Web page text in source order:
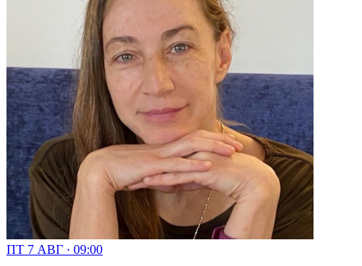
ПТ 7 АВГ · 09:00